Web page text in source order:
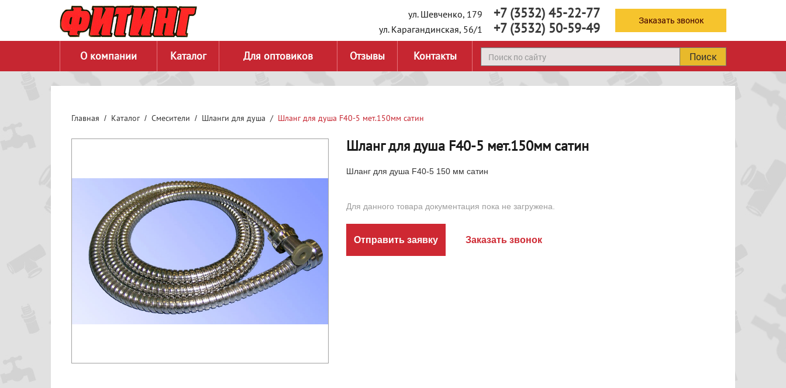
ул. Шевченко, 179 +7 (3532) 45-22-77
ул. Карагандинская, 56/1 +7 (3532) 50-59-49 Заказать звонок
О компании Каталог Для оптовиков Отзывы Контакты Поиск
Главная Каталог Смесители Шланги для душа Шланг для душа F40-5 мет.150мм сатин
Шланг для душа F40-5 мет.150мм сатин
Шланг для душа F40-5 150 мм сатин
Для данного товара документация пока не загружена.
Отправить заявку Заказать звонок